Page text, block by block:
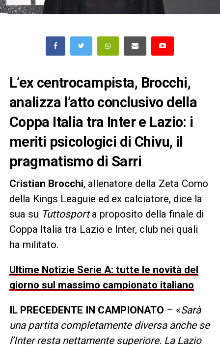
L’ex centrocampista, Brocchi,
analizza l’atto conclusivo della
Coppa Italia tra Inter e Lazio: i
meriti psicologici di Chivu, il
pragmatismo di Sarri
Cristian Brocchi, allenatore della Zeta Como
della Kings Leaguie ed ex calciatore, dice la
sua su Tuttosporta proposito della finale di
Coppa Italia tra Lazio e Inter, club nei quali
ha militato.
Ultime Notizie Serie A: tutte le novità del
giorno sul massimo campionato italiano
IL PRECEDENTE IN CAMPIONATO – «Sarà
una partita completamente diversa anche se
l’Inter resta nettamente superiore. La Lazio